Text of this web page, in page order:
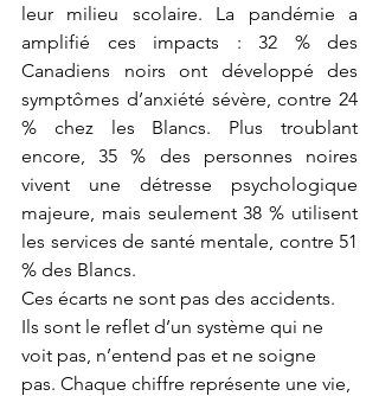
leur milieu scolaire. La pandémie a
amplifié ces impacts : 32 % des
Canadiens noirs ont développé des
symptômes d’anxiété sévère, contre 24
% chez les Blancs. Plus troublant
encore, 35 % des personnes noires
vivent une détresse psychologique
majeure, mais seulement 38 % utilisent
les services de santé mentale, contre 51
% des Blancs.
Ces écarts ne sont pas des accidents.
Ils sont le reflet d’un système qui ne
voit pas, n’entend pas et ne soigne
pas. Chaque chiffre représente une vie,